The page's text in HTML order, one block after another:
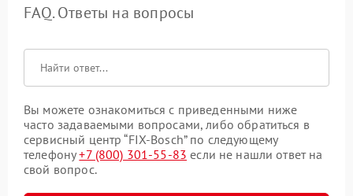
FAQ. Ответы на вопросы
Вы можете ознакомиться с приведенными ниже
часто задаваемыми вопросами, либо обратиться в
сервисный центр “FIX-Bosch” по следующему
телефону+7 (800) 301-55-83 если не нашли ответ на
свой вопрос.